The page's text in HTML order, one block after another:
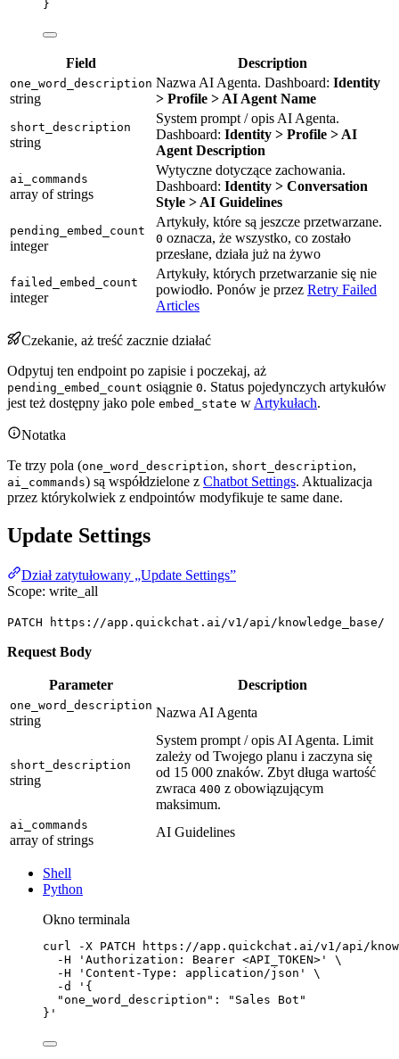
}
Field Description
one_word_description
string
Nazwa AI Agenta. Dashboard: Identity
> Profile > AI Agent Name
short_description
string
System prompt / opis AI Agenta.
Dashboard: Identity > Profile > AI
Agent Description
ai_commands
array of strings
Wytyczne dotyczące zachowania.
Dashboard: Identity > Conversation
Style > AI Guidelines
pending_embed_count
integer
Artykuły, które są jeszcze przetwarzane.
0 oznacza, że wszystko, co zostało
przesłane, działa już na żywo
failed_embed_count
integer
Artykuły, których przetwarzanie się nie
powiodło. Ponów je przez Retry Failed
Articles
Czekanie, aż treść zacznie działać
Odpytuj ten endpoint po zapisie i poczekaj, aż
pending_embed_count osiągnie 0. Status pojedynczych artykułów
jest też dostępny jako pole embed_state w Artykułach.
Notatka
Te trzy pola (one_word_description, short_description,
ai_commands) są współdzielone z Chatbot Settings. Aktualizacja
przez którykolwiek z endpointów modyfikuje te same dane.
Update Settings
Dział zatytułowany „Update Settings”
Scope: write_all
PATCH https://app.quickchat.ai/v1/api/knowledge_base/
Request Body
Parameter Description
one_word_description
string
Nazwa AI Agenta
short_description
string
System prompt / opis AI Agenta. Limit
zależy od Twojego planu i zaczyna się
od 15 000 znaków. Zbyt długa wartość
zwraca 400 z obowiązującym
maksimum.
ai_commands
array of strings
AI Guidelines
Shell
Python
Okno terminala
curl -X PATCH
https://app.quickchat.ai/v1/api/
-H
'Authorization: Bearer <API_TOKEN>'
\
-H
'Content-Type: application/json'
\
-d
'{
"one_word_description": "Sales Bot"
}'